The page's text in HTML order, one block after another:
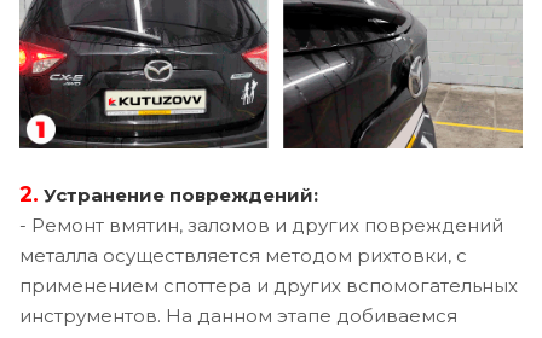
2. Устранение повреждений:
- Ремонт вмятин, заломов и других повреждений
металла осуществляется методом рихтовки, с
применением споттера и других вспомогательных
инструментов. На данном этапе добиваемся